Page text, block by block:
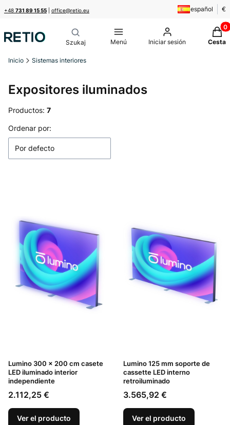
+48 731 89 15 55 office@retio.eu español €
Menú Iniciar sesión Cesta
Inicio Sistemas interiores
Expositores iluminados
Productos: 7
Lista de productos
Ordenar por:
Por defecto
Lumino 300 x 200 cm casete
LED iluminado interior
independiente
Precio
2.112,25 €
Ver el producto
Lumino 125 mm soporte de
cassette LED interno
retroiluminado
Precio
3.565,92 €
Ver el producto